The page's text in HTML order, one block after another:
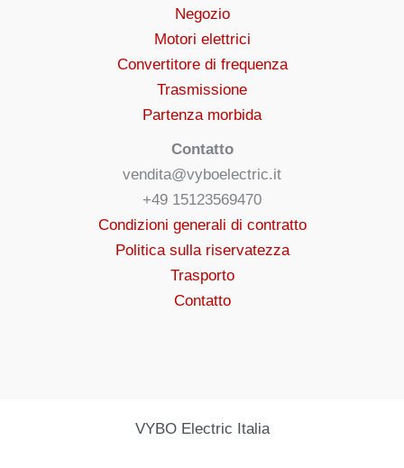
Negozio
Motori elettrici
Convertitore di frequenza
Trasmissione
Partenza morbida
Contatto
vendita@vyboelectric.it
+49 15123569470
Condizioni generali di contratto
Politica sulla riservatezza
Trasporto
Contatto
VYBO Electric Italia